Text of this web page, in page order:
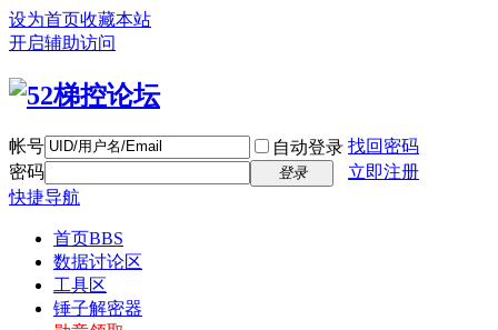
设为首页收藏本站
开启辅助访问
帐号 自动登录 找回密码
密码
登录
立即注册
快捷导航
首页BBS
数据讨论区
工具区
锤子解密器